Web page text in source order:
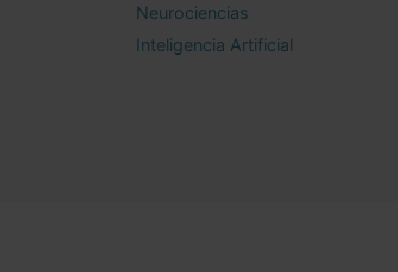
Neurociencias
Inteligencia Artificial